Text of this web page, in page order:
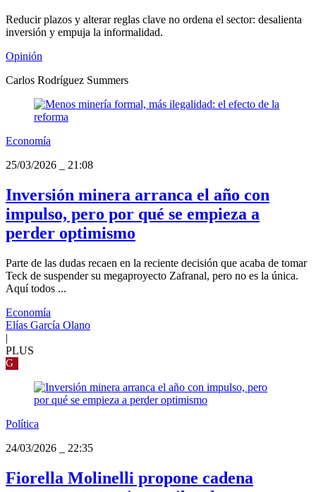
Reducir plazos y alterar reglas clave no ordena el sector: desalienta
inversión y empuja la informalidad.
Opinión
Carlos Rodríguez Summers
Economía
25/03/2026
21:08
Inversión minera arranca el año con
impulso, pero por qué se empieza a
perder optimismo
Parte de las dudas recaen en la reciente decisión que acaba de tomar
Teck de suspender su megaproyecto Zafranal, pero no es la única.
Aquí todos ...
Economía
Elías García Olano
|
PLUS
G
Política
24/03/2026
22:35
Fiorella Molinelli propone cadena